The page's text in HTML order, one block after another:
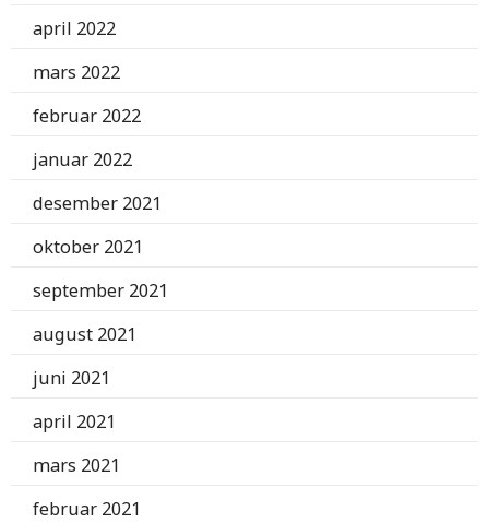
april 2022
mars 2022
februar 2022
januar 2022
desember 2021
oktober 2021
september 2021
august 2021
juni 2021
april 2021
mars 2021
februar 2021